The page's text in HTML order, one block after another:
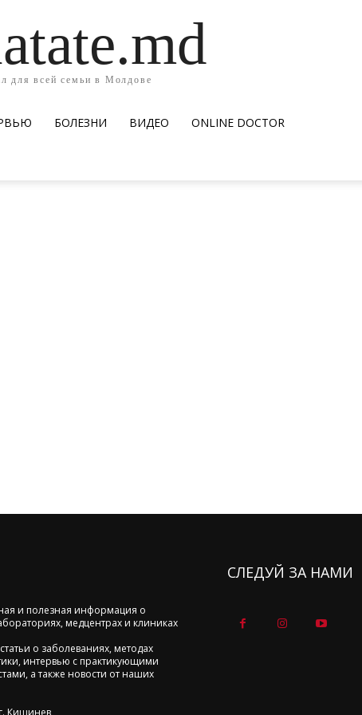
для всей семьи в Молдове
БОЛЕЗНИ ВИДЕО ОNLINE DOCTOR
и полезная информация о
медцентрах и клиниках
о заболеваниях, методах
интервью с практикующими
а также новости от наших
Кишинев,
СЛЕДУЙ ЗА НАМИ